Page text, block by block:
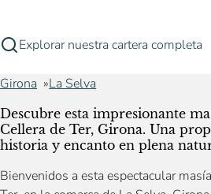
Explorar nuestra cartera completa
Girona La Selva
Descubre esta impresionante
Cellera de Ter, Girona. Una
historia y encanto en plena
Bienvenidos a esta espectacular